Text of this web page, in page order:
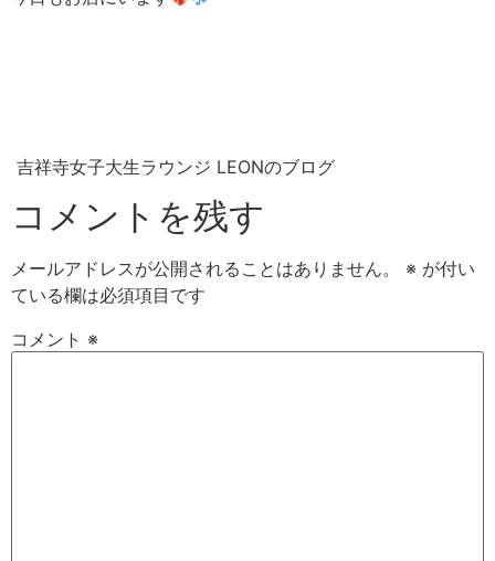
吉祥寺女子大生ラウンジ LEONのブログ
コメントを残す
メールアドレスが公開されることはありません。 ※ が付い
ている欄は必須項目です
コメント ※